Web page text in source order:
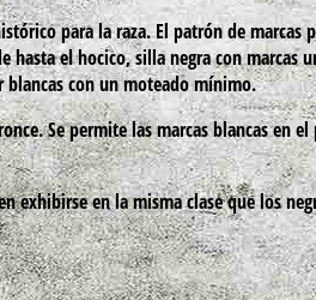
para la raza. El patrón de marcas
hasta el hocico, silla negra con marcas
blancas con un moteado mínimo.
Se permite las marcas blancas en
exhibirse en la misma clase que los